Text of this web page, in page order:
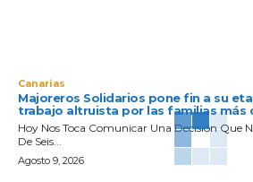
Canarias
Majoreros Solidarios pone fin a su
trabajo altruista por las familias más
Hoy Nos Toca Comunicar Una Decisión Que
De Seis...
Agosto 9, 2026